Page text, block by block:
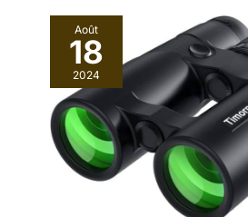
Août
18
2024